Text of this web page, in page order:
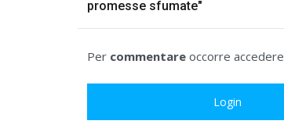
promesse sfumate"
Per commentare occorre
Login